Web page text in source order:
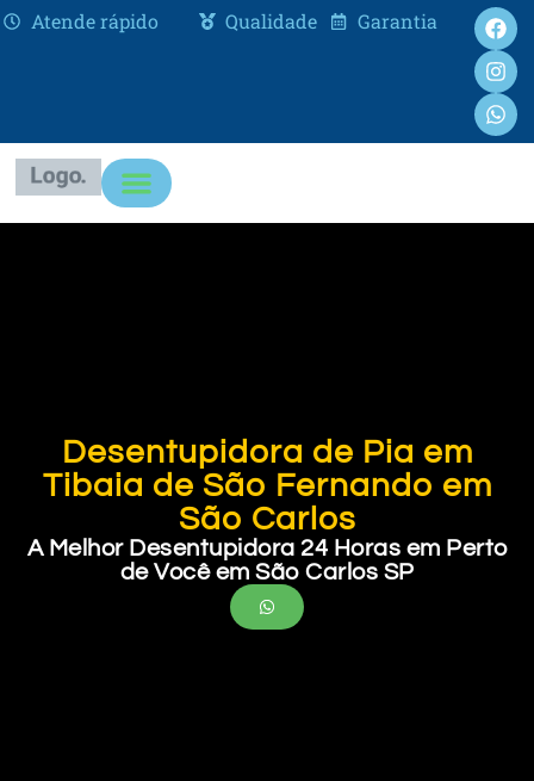
Atende rápido Qualidade Garantia
Desentupidora de Pia em
Tibaia de São Fernando em
São Carlos
A Melhor Desentupidora 24 Horas em Perto
de Você em São Carlos SP